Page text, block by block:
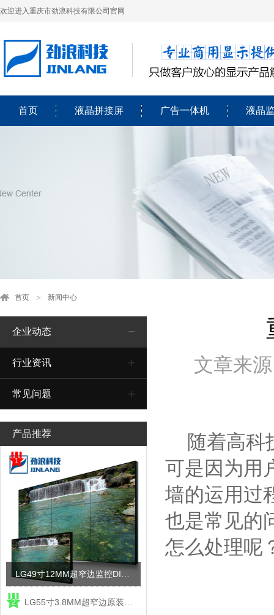
欢迎进入重庆市劲浪科技有限公司官网
首页 液晶拼接屏 广告一体机 液晶
首页 新闻中心
企业动态
行业资讯
常见问题
产品推荐
1
2
文章来
随着高科
可是因为用
墙的运用过
也是常见的
怎么处理呢